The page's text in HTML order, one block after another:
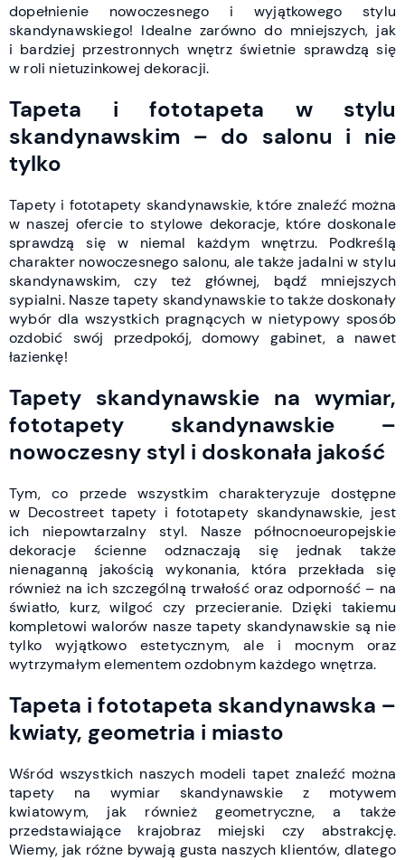
dopełnienie nowoczesnego i wyjątkowego stylu
skandynawskiego! Idealne zarówno do mniejszych, jak
i bardziej przestronnych wnętrz świetnie sprawdzą się
w roli nietuzinkowej dekoracji.
Tapeta i fototapeta w stylu
skandynawskim – do salonu i nie
tylko
Tapety i fototapety skandynawskie, które znaleźć można
w naszej ofercie to stylowe dekoracje, które doskonale
sprawdzą się w niemal każdym wnętrzu. Podkreślą
charakter nowoczesnego salonu, ale także jadalni w stylu
skandynawskim, czy też głównej, bądź mniejszych
sypialni. Nasze tapety skandynawskie to także doskonały
wybór dla wszystkich pragnących w nietypowy sposób
ozdobić swój przedpokój, domowy gabinet, a nawet
łazienkę!
Tapety skandynawskie na wymiar,
fototapety skandynawskie –
nowoczesny styl i doskonała jakość
Tym, co przede wszystkim charakteryzuje dostępne
w Decostreet tapety i fototapety skandynawskie, jest
ich niepowtarzalny styl. Nasze północnoeuropejskie
dekoracje ścienne odznaczają się jednak także
nienaganną jakością wykonania, która przekłada się
również na ich szczególną trwałość oraz odporność – na
światło, kurz, wilgoć czy przecieranie. Dzięki takiemu
kompletowi walorów nasze tapety skandynawskie są nie
tylko wyjątkowo estetycznym, ale i mocnym oraz
wytrzymałym elementem ozdobnym każdego wnętrza.
Tapeta i fototapeta skandynawska –
kwiaty, geometria i miasto
Wśród wszystkich naszych modeli tapet znaleźć można
tapety na wymiar skandynawskie z motywem
kwiatowym, jak również geometryczne, a także
przedstawiające krajobraz miejski czy abstrakcję.
Wiemy, jak różne bywają gusta naszych klientów, dlatego